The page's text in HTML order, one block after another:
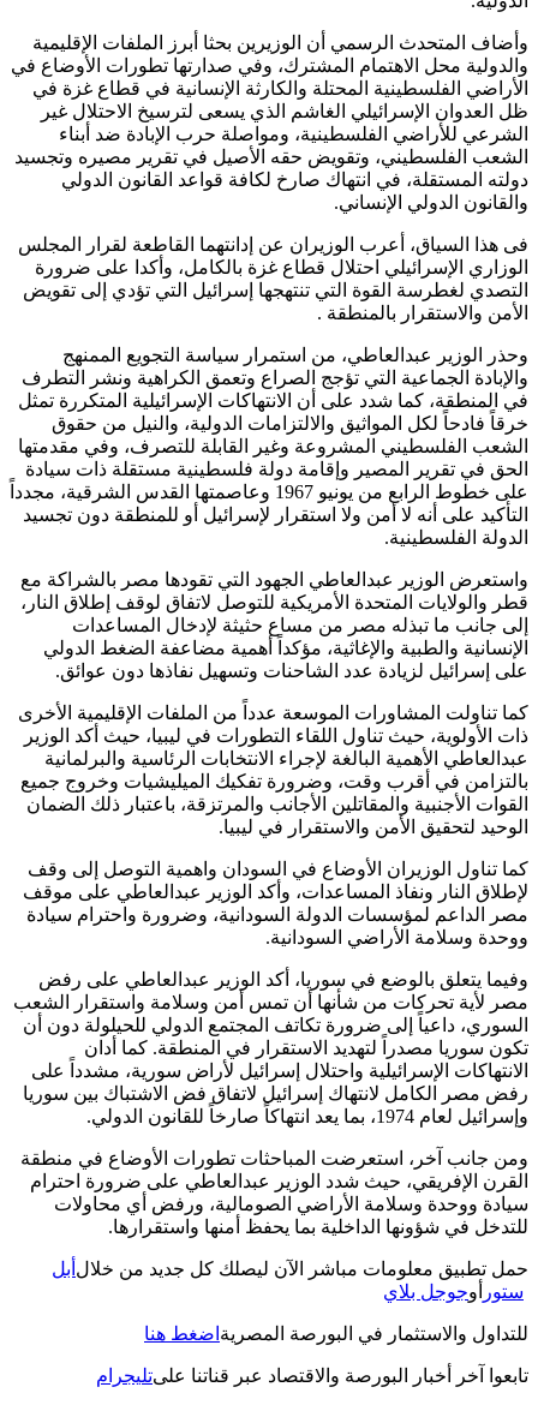
وأضاف المتحدث الرسمي أن الوزيرين بحثا أبرز الملفات الإقليمية
والدولية محل الاهتمام المشترك، وفي صدارتها تطورات الأوضاع في
الأراضي الفلسطينية المحتلة والكارثة الإنسانية في قطاع غزة في
ظل العدوان الإسرائيلي الغاشم الذي يسعى لترسيخ الاحتلال غير
الشرعي للأراضي الفلسطينية، ومواصلة حرب الإبادة ضد أبناء
الشعب الفلسطيني، وتقويض حقه الأصيل في تقرير مصيره وتجسيد
دولته المستقلة، في انتهاك صارخ لكافة قواعد القانون الدولي
والقانون الدولي الإنساني.
فى هذا السياق، أعرب الوزيران عن إدانتهما القاطعة لقرار المجلس
الوزاري الإسرائيلي احتلال قطاع غزة بالكامل، وأكدا على ضرورة
التصدي لغطرسة القوة التي تنتهجها إسرائيل التي تؤدي إلى تقويض
الأمن والاستقرار بالمنطقة .
وحذر الوزير عبدالعاطي، من استمرار سياسة التجويع الممنهج
والإبادة الجماعية التي تؤجج الصراع وتعمق الكراهية ونشر التطرف
في المنطقة، كما شدد على أن الانتهاكات الإسرائيلية المتكررة تمثل
خرقاً فادحاً لكل المواثيق والالتزامات الدولية، والنيل من حقوق
الشعب الفلسطيني المشروعة وغير القابلة للتصرف، وفي مقدمتها
الحق في تقرير المصير وإقامة دولة فلسطينية مستقلة ذات سيادة
على خطوط الرابع من يونيو 1967 وعاصمتها القدس الشرقية، مجدداً
التأكيد على أنه لا أمن ولا استقرار لإسرائيل أو للمنطقة دون تجسيد
الدولة الفلسطينية.
واستعرض الوزير عبدالعاطي الجهود التي تقودها مصر بالشراكة مع
قطر والولايات المتحدة الأمريكية للتوصل لاتفاق لوقف إطلاق النار،
إلى جانب ما تبذله مصر من مساع حثيثة لإدخال المساعدات
الإنسانية والطبية والإغاثية، مؤكداً أهمية مضاعفة الضغط الدولي
على إسرائيل لزيادة عدد الشاحنات وتسهيل نفاذها دون عوائق.
كما تناولت المشاورات الموسعة عدداً من الملفات الإقليمية الأخرى
ذات الأولوية، حيث تناول اللقاء التطورات في ليبيا، حيث أكد الوزير
عبدالعاطي الأهمية البالغة لإجراء الانتخابات الرئاسية والبرلمانية
بالتزامن في أقرب وقت، وضرورة تفكيك الميليشيات وخروج جميع
القوات الأجنبية والمقاتلين الأجانب والمرتزقة، باعتبار ذلك الضمان
الوحيد لتحقيق الأمن والاستقرار في ليبيا.
كما تناول الوزيران الأوضاع في السودان واهمية التوصل إلى وقف
لإطلاق النار ونفاذ المساعدات، وأكد الوزير عبدالعاطي على موقف
مصر الداعم لمؤسسات الدولة السودانية، وضرورة واحترام سيادة
ووحدة وسلامة الأراضي السودانية.
وفيما يتعلق بالوضع في سوريا، أكد الوزير عبدالعاطي على رفض
مصر لأية تحركات من شأنها أن تمس أمن وسلامة واستقرار الشعب
السوري، داعياً إلى ضرورة تكاتف المجتمع الدولي للحيلولة دون أن
تكون سوريا مصدراً لتهديد الاستقرار في المنطقة. كما أدان
الانتهاكات الإسرائيلية واحتلال إسرائيل لأراض سورية، مشدداً على
رفض مصر الكامل لانتهاك إسرائيل لاتفاق فض الاشتباك بين سوريا
وإسرائيل لعام 1974، بما يعد انتهاكاً صارخاً للقانون الدولي
.
ومن جانب آخر، استعرضت المباحثات تطورات الأوضاع في منطقة
القرن الإفريقي، حيث شدد الوزير عبدالعاطي على ضرورة احترام
سيادة ووحدة وسلامة الأراضي الصومالية، ورفض أي محاولات
للتدخل في شؤونها الداخلية بما يحفظ أمنها واستقرارها.
حمل تطبيق معلومات مباشر الآن ليصلك كل جديد من خلال أبل
ستور أوجوجل بلاي
للتداول والاستثمار في البورصة المصرية اضغط هنا
تابعوا آخر أخبار البورصة والاقتصاد عبر قناتنا علىتليجرام